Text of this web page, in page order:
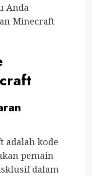
Anda
Minecraft
adalah kode
pemain
dalam